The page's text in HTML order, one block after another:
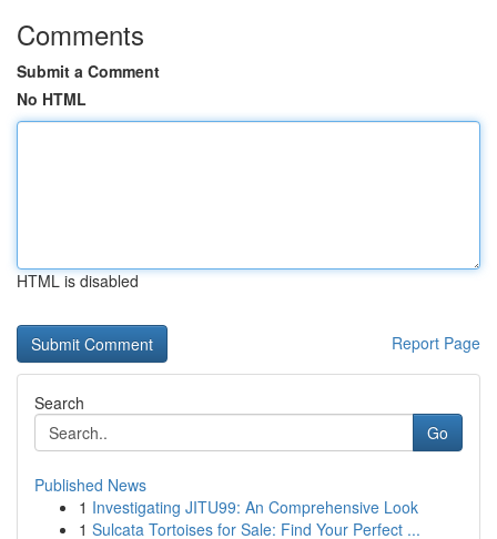
Comments
Submit a Comment
No HTML
HTML is disabled
Report Page
Search
Go
Published News
1 Investigating JITU99: An Comprehensive Look
1 Sulcata Tortoises for Sale: Find Your Perfect ...